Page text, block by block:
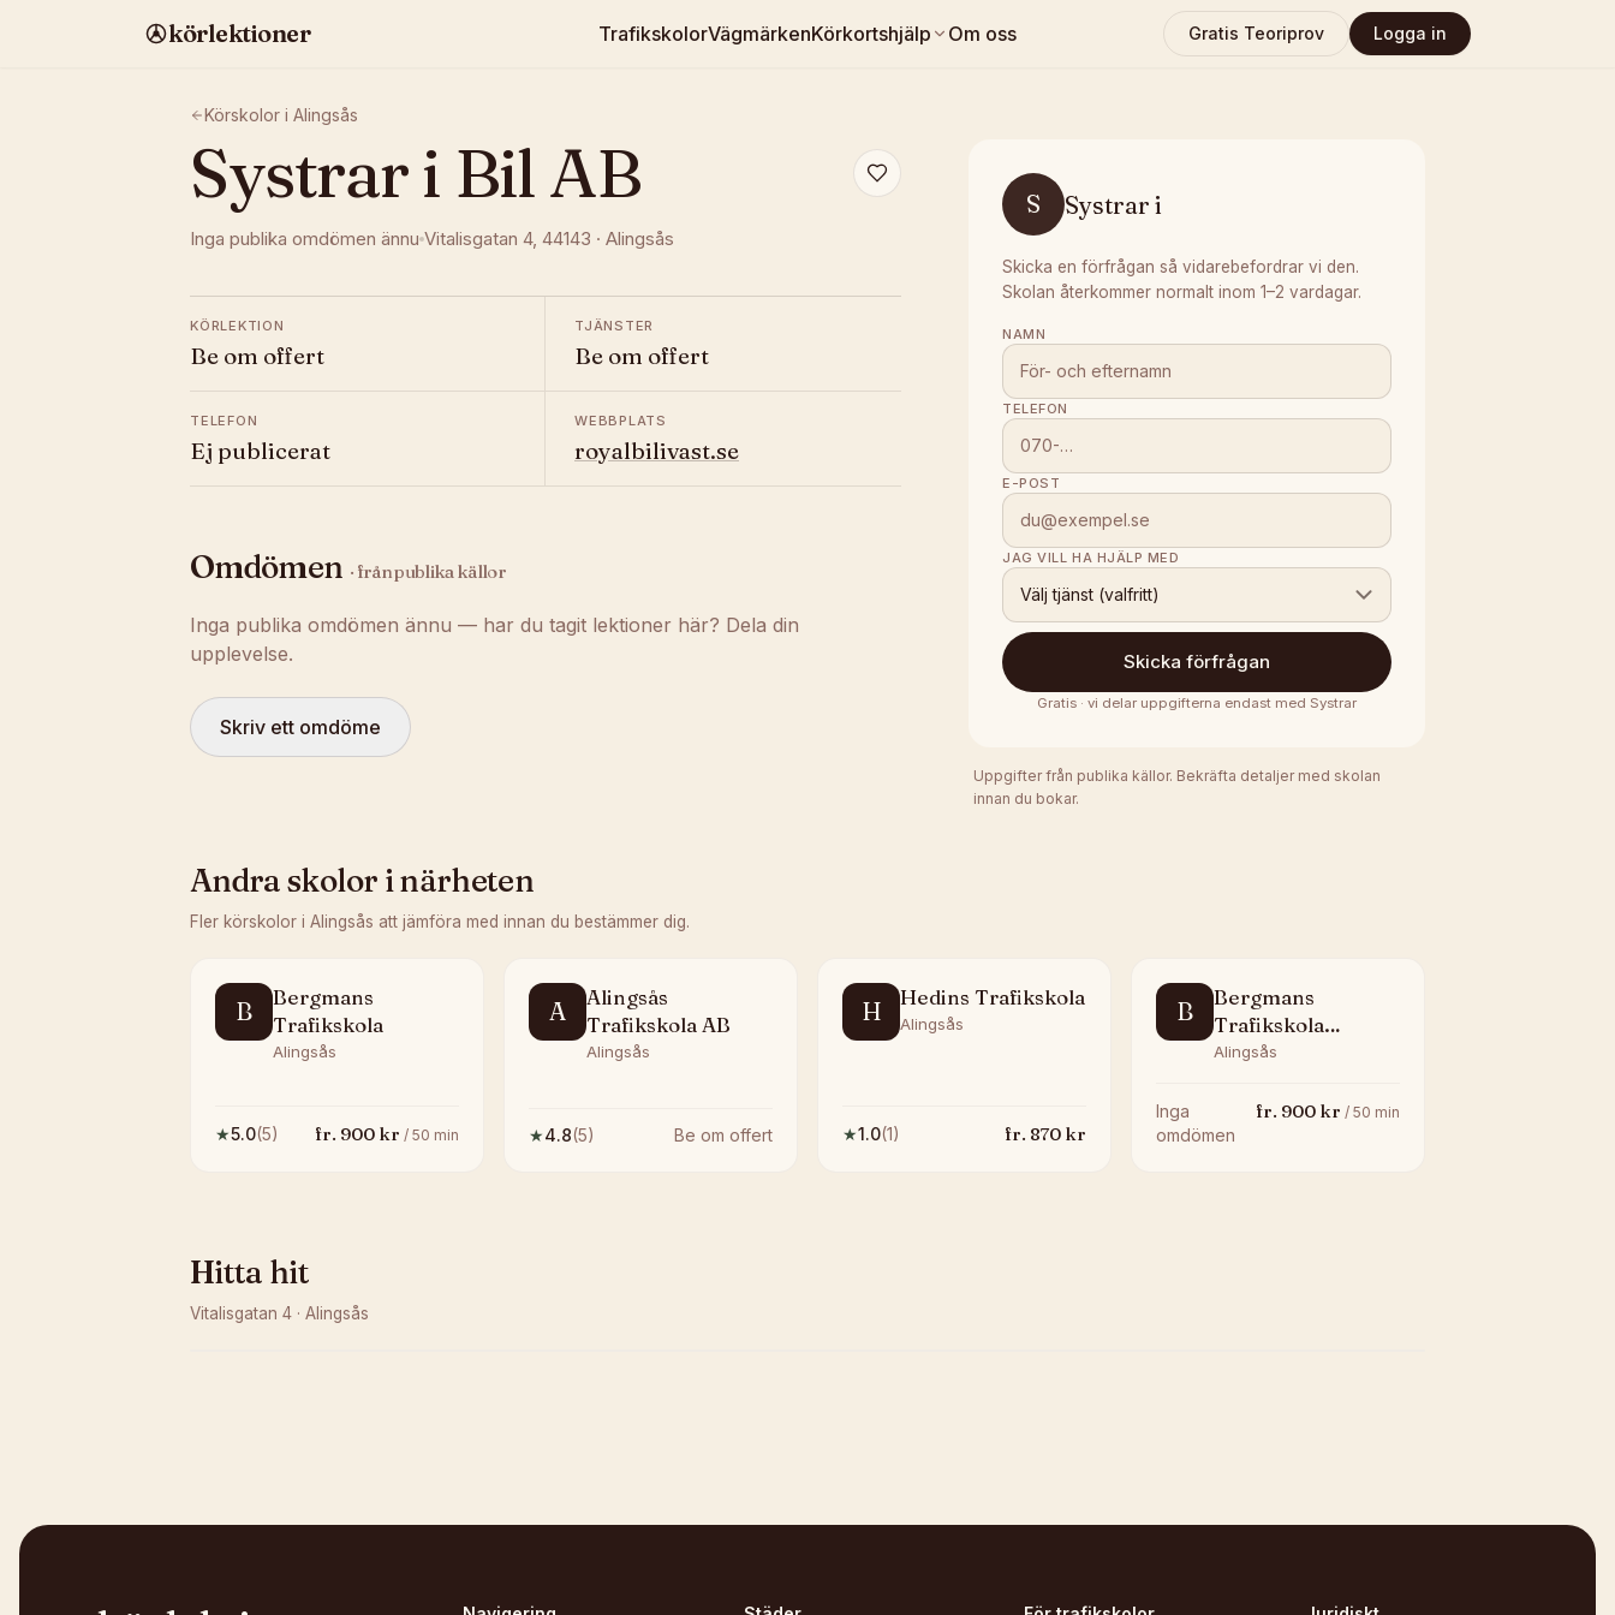
körlektioner TrafikskolorVägmärkenKörkortshjälp Om oss Gratis Teoriprov Logga in
Körskolor i Alingsås
Systrar i Bil AB
Inga publika omdömen ännu Vitalisgatan 4, 44143 · Alingsås
KÖRLEKTION
Be om offert
TJÄNSTER
Be om offert
TELEFON
Ej publicerat
WEBBPLATS
royalbilivast.se
Omdömen · från publika källor
Inga publika omdömen ännu — har du tagit lektioner här? Dela din
upplevelse.
Skriv ett omdöme
S Systrar i
Skicka en förfrågan så vidarebefordrar vi den.
Skolan återkommer normalt inom 1–2 vardagar.
NAMN
TELEFON
E-POST
JAG VILL HA HJÄLP MED
Välj tjänst (valfritt)
Skicka förfrågan
Gratis · vi delar uppgifterna endast med Systrar
Uppgifter från publika källor. Bekräfta detaljer med skolan
innan du bokar.
Andra skolor i närheten
Fler körskolor i Alingsås att jämföra med innan du bestämmer dig.
B
Bergmans
Trafikskola
Alingsås
★5.0(5) fr. 900 kr / 50 min
A
Alingsås
Trafikskola AB
Alingsås
★4.8(5) Be om offert
H Hedins Trafikskola
Alingsås
★1.0(1) fr. 870 kr
B
Bergmans
Trafikskola
Alingsås
Alingsås
Inga
omdömen
fr. 900 kr / 50 min
Hitta hit
Vitalisgatan 4 · Alingsås